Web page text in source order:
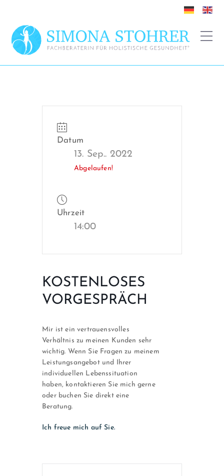
Datum
13. Sep.. 2022
Abgelaufen!
Uhrzeit
14:00
KOSTENLOSES
VORGESPRÄCH
Mir ist ein vertrauensvolles
Verhältnis zu meinen Kunden sehr
wichtig. Wenn Sie Fragen zu meinem
Leistungsangebot und Ihrer
individuellen Lebenssituation
haben, kontaktieren Sie mich gerne
oder buchen Sie direkt eine
Beratung.
Ich freue mich auf Sie.